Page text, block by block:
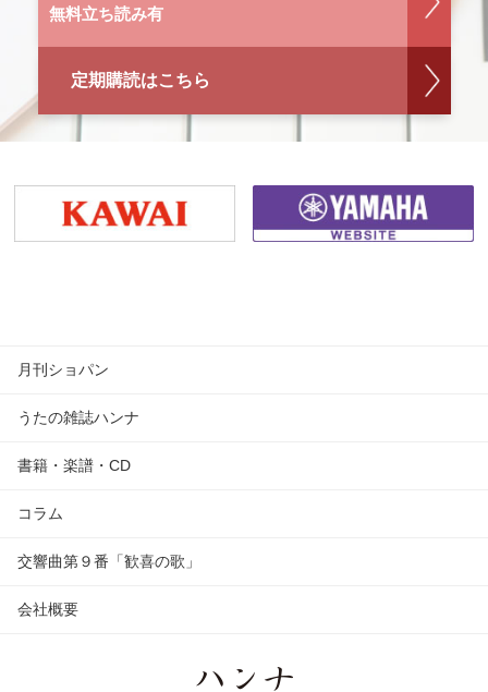
無料立ち読み有
定期購読はこちら
月刊ショパン
うたの雑誌ハンナ
書籍・楽譜・CD
コラム
交響曲第９番「歓喜の歌」
会社概要